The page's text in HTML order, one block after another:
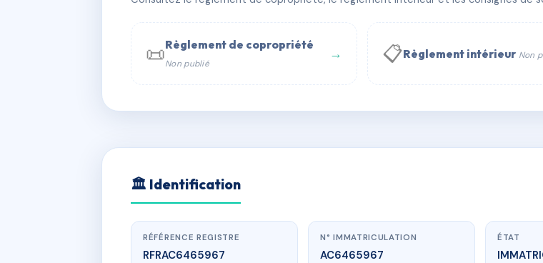
📞 Contacter Syndic Digital 💬 WhatsApp
📜Règlement de copropriété
Non publié
→ 📋Règlement intérieur Non
AC6465967 🇫🇷
🏛 Identification
RÉFÉRENCE REGISTRE
RFRAC6465967
N° IMMATRICULATION
AC6465967
ÉTAT